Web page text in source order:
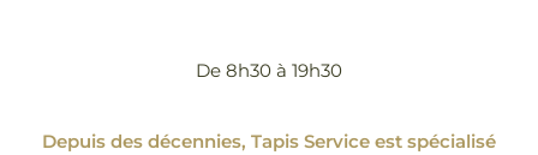
De 8h30 à 19h30
Depuis des décennies, Tapis Service est spécialisé